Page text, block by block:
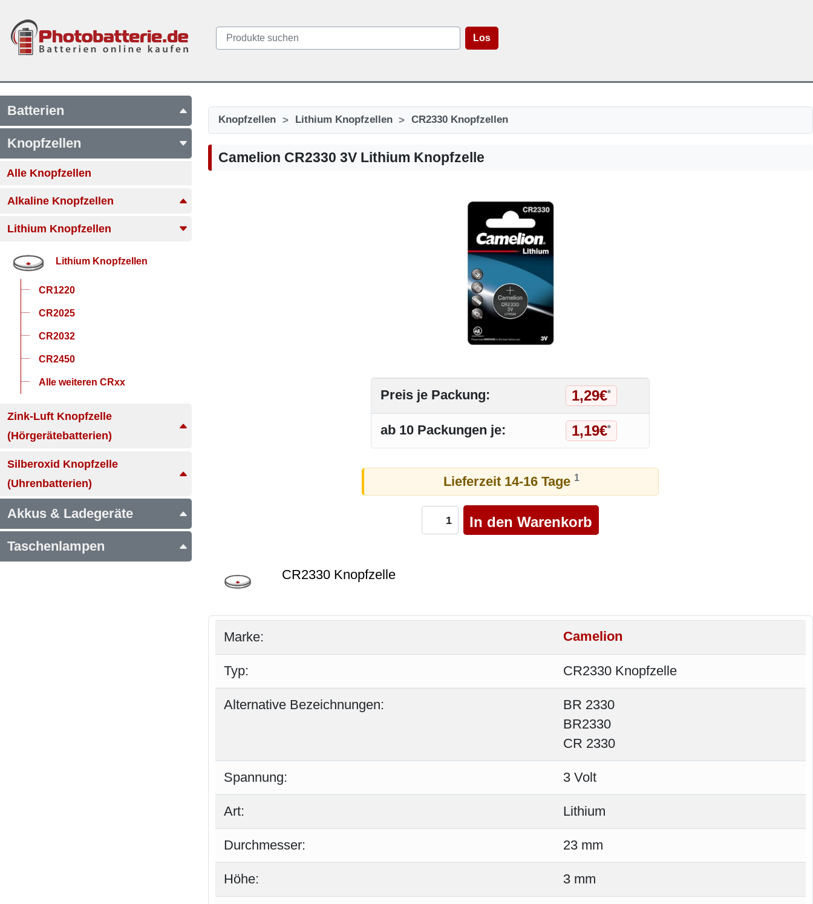
Los
Batterien
Knopfzellen
Alle Knopfzellen
Alkaline Knopfzellen
Lithium Knopfzellen
Lithium Knopfzellen
CR1220
CR2025
CR2032
CR2450
Alle weiteren CRxx
Zink-Luft Knopfzelle
(Hörgerätebatterien)
Silberoxid Knopfzelle
(Uhrenbatterien)
Akkus & Ladegeräte
Taschenlampen
Knopfzellen > Lithium Knopfzellen > CR2330 Knopfzellen
Camelion CR2330 3V Lithium Knopfzelle
Preis je Packung: 1,29€*
ab 10 Packungen je: 1,19€*
Lieferzeit 14-16 Tage 1
CR2330 Knopfzelle
Marke: Camelion
Typ: CR2330 Knopfzelle
Alternative Bezeichnungen:
BR 2330
BR2330
CR 2330
Spannung: 3 Volt
Art: Lithium
Durchmesser: 23 mm
Höhe: 3 mm